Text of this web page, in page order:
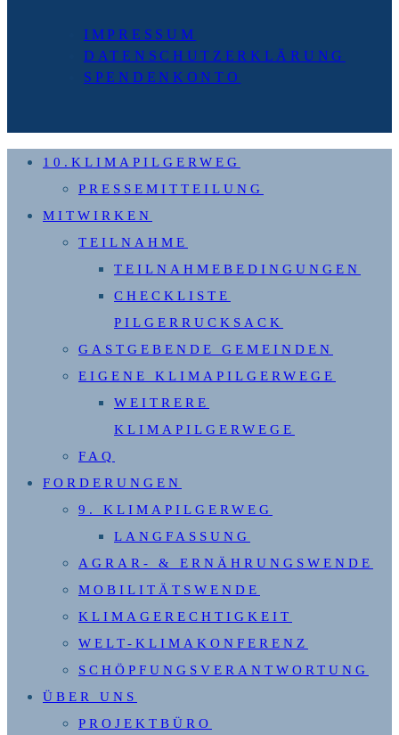
IMPRESSUM
DATENSCHUTZERKLÄRUNG
SPENDENKONTO
10.KLIMAPILGERWEG
PRESSEMITTEILUNG
MITWIRKEN
TEILNAHME
TEILNAHMEBEDINGUNGEN
CHECKLISTE
PILGERRUCKSACK
GASTGEBENDE GEMEINDEN
EIGENE KLIMAPILGERWEGE
WEITRERE
KLIMAPILGERWEGE
FAQ
FORDERUNGEN
9. KLIMAPILGERWEG
LANGFASSUNG
AGRAR- & ERNÄHRUNGSWENDE
MOBILITÄTSWENDE
KLIMAGERECHTIGKEIT
WELT-KLIMAKONFERENZ
SCHÖPFUNGSVERANTWORTUNG
ÜBER UNS
PROJEKTBÜRO